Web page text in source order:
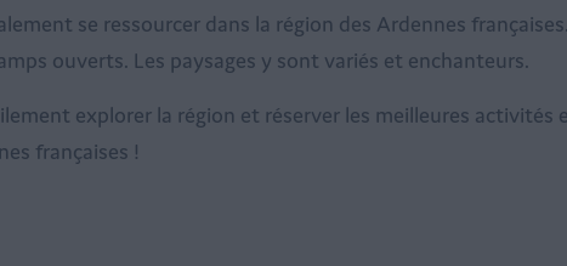
se ressourcer dans la région des Ardennes
ouverts. Les paysages y sont variés et enchanteurs.
explorer la région et réserver les meilleures
françaises !